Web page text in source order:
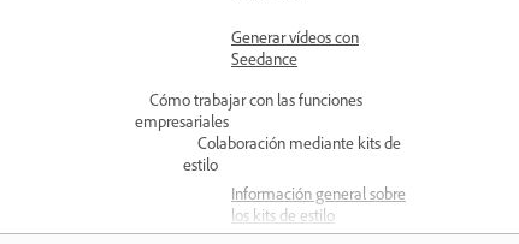
Generar vídeos con
Seedance
Cómo trabajar con las funciones
empresariales
Colaboración mediante kits de
estilo
Información general sobre
los kits de estilo